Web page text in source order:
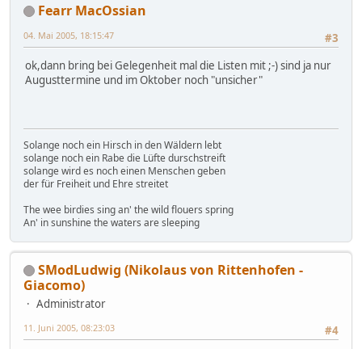
Fearr MacOssian
#3
04. Mai 2005, 18:15:47
ok,dann bring bei Gelegenheit mal die Listen mit ;-) sind ja nur
Augusttermine und im Oktober noch "unsicher"
Solange noch ein Hirsch in den Wäldern lebt
solange noch ein Rabe die Lüfte durschstreift
solange wird es noch einen Menschen geben
der für Freiheit und Ehre streitet
The wee birdies sing an' the wild flouers spring
An' in sunshine the waters are sleeping
SModLudwig (Nikolaus von Rittenhofen -
Giacomo)
Administrator
#4
11. Juni 2005, 08:23:03